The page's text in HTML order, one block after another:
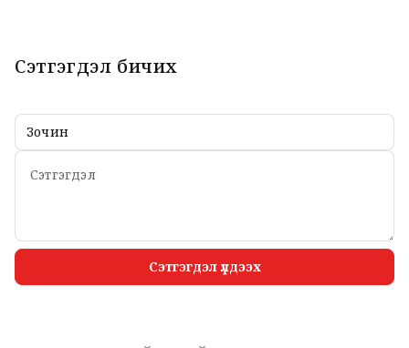
Сэтгэгдэл бичих
Сэтгэгдэл үлдээх